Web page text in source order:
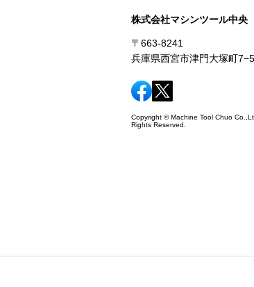
株式会社マシンツール中央
〒663-8241
兵庫県西宮市津門大塚町7−5
Copyright © Machine Tool Chuo
Rights Reserved.